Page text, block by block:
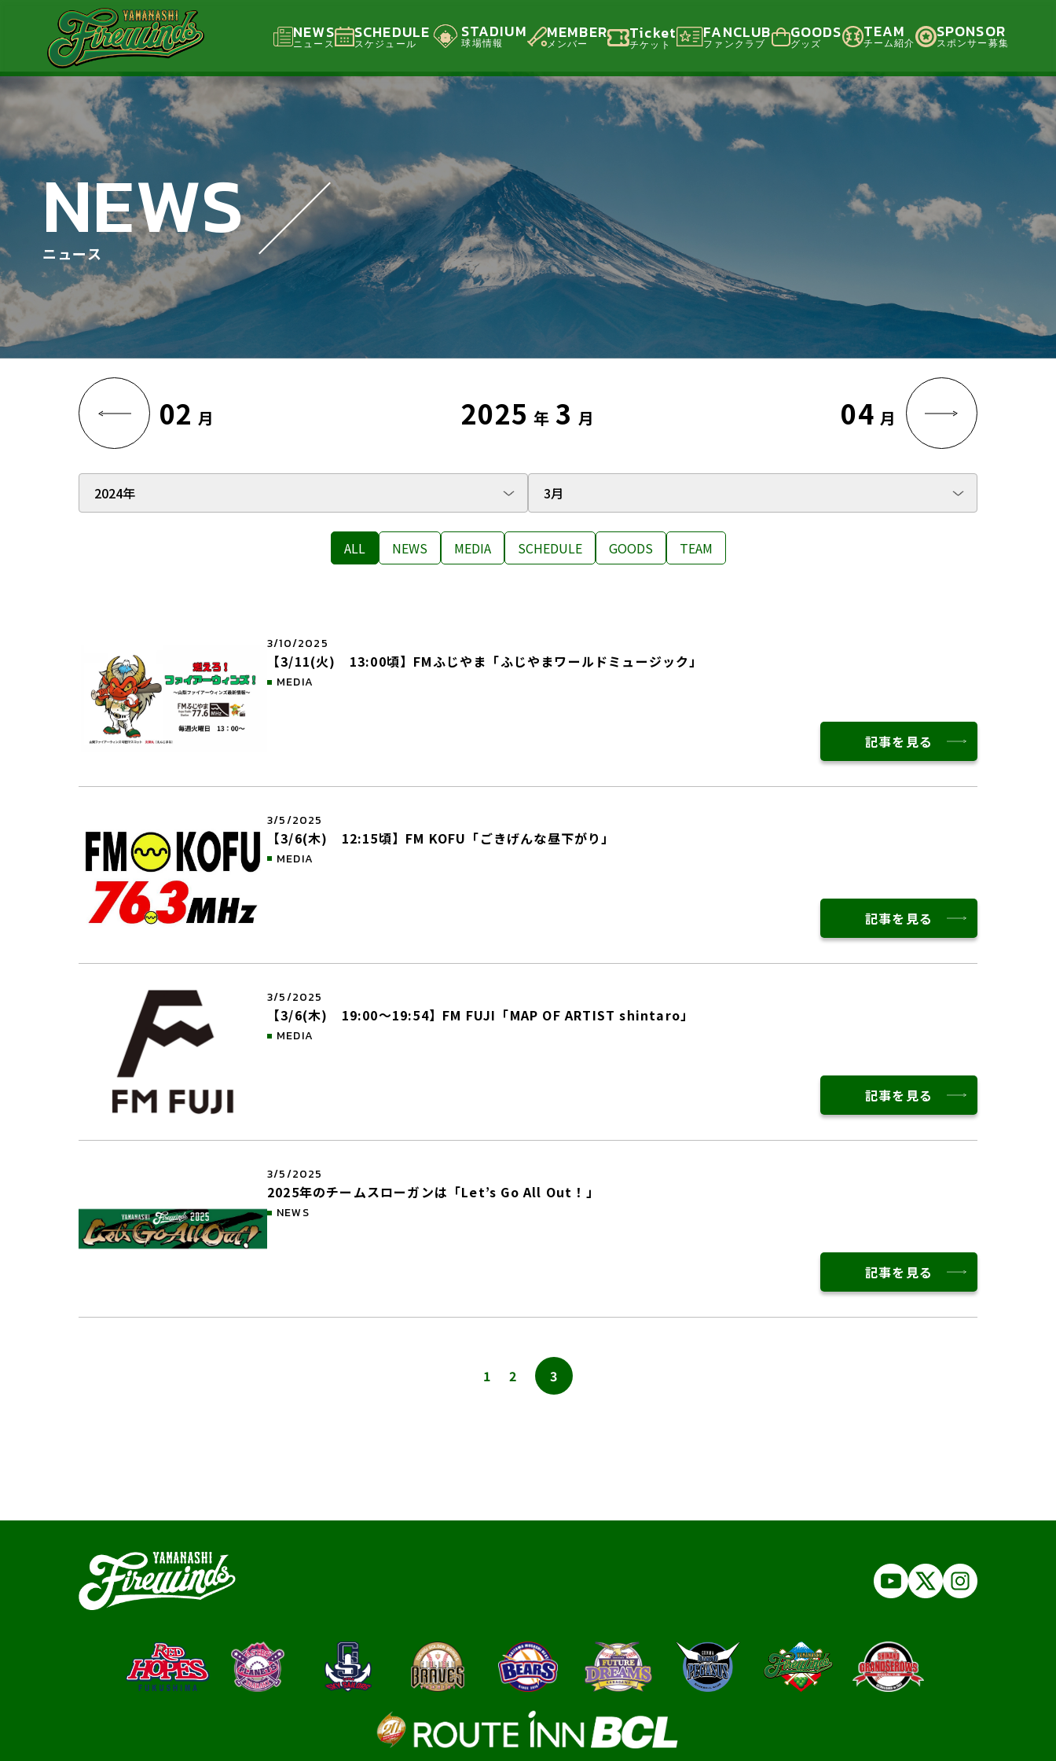
NEWS
ニュース
SCHEDULE
スケジュール
STADIUM
球場情報
MEMBER
メンバー
Ticket
チケット
FANCLUB
ファンクラブ
GOODS
グッズ
TEAM
チーム紹介
SPONSOR
スポンサー募集
NEWS
ニュース
02 月 2025 年 3 月 04 月
ALL NEWS MEDIA SCHEDULE GOODS TEAM
3/10/2025
【3/11(火) 13:00頃】FMふじやま「ふじやまワールドミュージック」
MEDIA
記事を見る
3/5/2025
【3/6(木) 12:15頃】FM KOFU「ごきげんな昼下がり」
MEDIA
記事を見る
3/5/2025
【3/6(木) 19:00〜19:54】FM FUJI「MAP OF ARTIST shintaro」
MEDIA
記事を見る
3/5/2025
2025年のチームスローガンは「Let’s Go All Out！」
NEWS
記事を見る
1 2 3